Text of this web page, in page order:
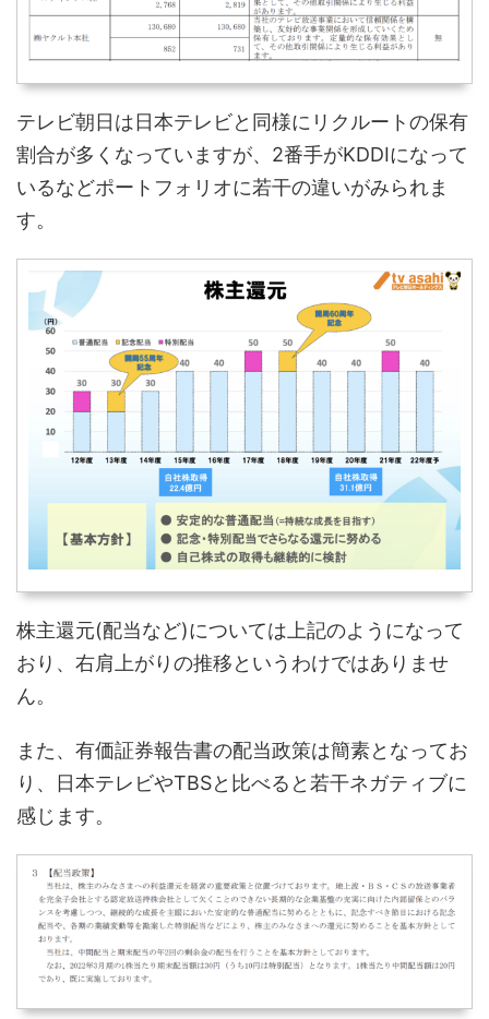
テレビ朝日は日本テレビと同様にリクルートの保有
割合が多くなっていますが、2番手がKDDIになって
いるなどポートフォリオに若干の違いがみられま
す。
株主還元(配当など)については上記のようになって
おり、右肩上がりの推移というわけではありませ
ん。
また、有価証券報告書の配当政策は簡素となってお
り、日本テレビやTBSと比べると若干ネガティブに
感じます。